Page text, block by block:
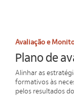
Avaliação e
Plano de
Alinhar as
formativos às
pelos resultados